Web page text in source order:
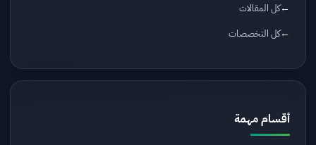
كل المقالات
كل التخصصات
أقسام مهمة